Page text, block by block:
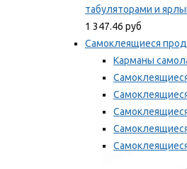
табуляторами и
1 347.46 руб
Самоклеящиеся
Карманы
Таблички для